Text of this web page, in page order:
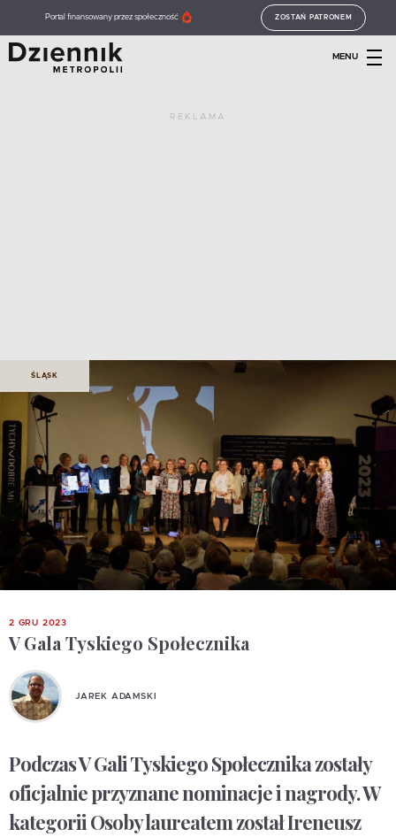
Portal finansowany przez społeczność ZOSTAŃ PATRONEM
MENU
REKLAMA
ŚLĄSK
2 GRU 2023
V Gala Tyskiego Społecznika
JAREK ADAMSKI
Podczas V Gali Tyskiego Społecznika zostały
oficjalnie przyznane nominacje i nagrody. W
kategorii Osoby laureatem został Ireneusz